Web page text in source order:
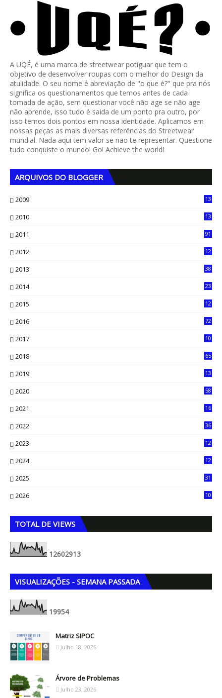
A UQÉ, é uma marca de streetwear potiguar que tem o
objetivo de desenvolver roupas com o melhor do Design da
atulidade. O seu nome é abreviação de "o que é?" que pra nós
significa os questionamentos que temos antes de cada
tomada de ação, sem questionar você não age se não age
não aprende, isso tudo é saida de um ponto pra outro, por
isso temos dois pontos em nossa identidade. Aplicamos em
nossas peças as mais diversas referências do Streetwear
mundial. Nada aqui tem valor se não te representar. Questione
tudo conquiste o mundo! Go! Achieve the world!
ARQUIVOS DO BLOGGER
2009
13
2010
13
2011 91
2012
12
2013
38
2014
23
2015
12
2016
72
2017 10
2018 65
2019
13
2020
58
2021
16
2022
36
2023
12
2024
12
2025
31
2026
10
TOTAL DE VIEWS
12602913
VISUALIZAÇÕES - SEMANA PASSADA
19954
Matriz SIPOC
Julho 18, 2026
Árvore de Problemas
Julho 23, 2026